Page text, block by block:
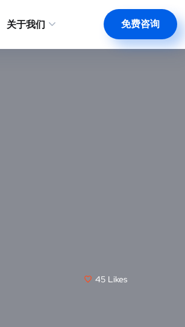
关于我们 免费咨询
45 Likes